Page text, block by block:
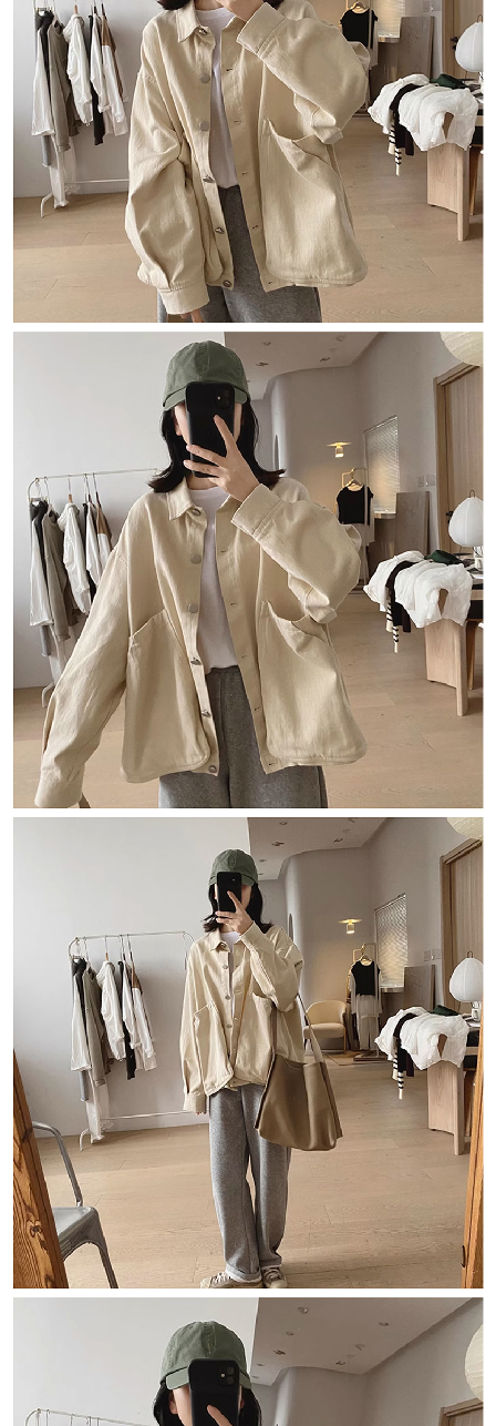
２．訂單成立數日內，您將收到繳費通知簡訊。
３．收到繳費通知簡訊後14天內，點擊此簡訊中的連結，可透過四大超商／
ATM／網路銀行／等多元方式進行付款，方視為交易完成。
※ 請注意：結帳手續完成當下不需立刻繳費，但若您需要取消訂單，請聯絡
購買商品的店家。未經商家同意取消之訂單仍視為有效，需透過AFTEE先享
後付繳納相關費用。
※ 交易是否成功請以「AFTEE先享後付 」之結帳頁面顯示為準，若有關於
是否繳費成功／繳費後需取消欲退款等相關疑問，請聯繫「AFTEE先享後付
客戶支援中心」
https://netprotections.freshdesk.com/support/home
【注意事項】
１．透過由恩沛科技股份有限公司提供之「AFTEE先享後付」服務完成之交
易，需依本服務之必要範圍內提供個人資料，並將交易相關給付款項請求債
權轉讓予恩沛科技股份有限公司。
２．關於個人資料處理事宜，請瀏覽以下網址：
https://aftee.tw/terms/#terms3
３．未成年的使用者請事先徵得法定代理人或監護人之同意方可使用
「AFTEE先享後付」，若未經同意申辦者引起之損失，本公司不負相關責
４．使用「AFTEE先享後付」時，將依據個別帳號之用戶狀況，依本公司即
時審查核予不同之上限額度；若仍有額度不足之情形，本公司將視審查結果
請求用戶進行身份認證。
５．嚴禁一人註冊多個帳號或使用他人資訊註冊。若發現惡意使用之情形，
恩沛科技股份有限公司將有權停止該用戶之使用額度並採取法律行動。
每筆NT$80，滿NT$1,500(含以上)免運費
萊爾富取貨付款
每筆NT$80，滿NT$1,500(含以上)免運費
付款後萊爾富取貨
每筆NT$80，滿NT$1,500(含以上)免運費
離島取貨加價40
每筆NT$80，滿NT$1,500(含以上)免運費
每筆NT$80，滿NT$1,500(含以上)免運費
每筆NT$100，滿NT$1,500(含以上)免運費